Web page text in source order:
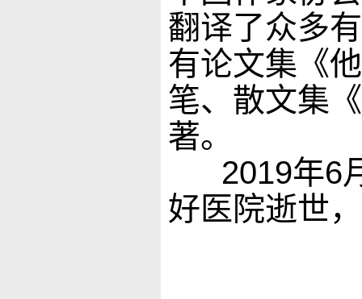
翻译了众多
有论文集《
笔、散文集
著。
2019年6月
好医院逝世